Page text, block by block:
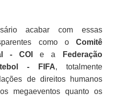
acabar com essas
como o Comitê
- COI
e a
Federação
- FIFA, totalmente
de direitos humanos
megaeventos quanto os